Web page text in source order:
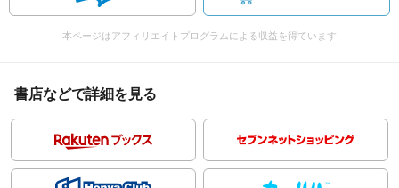
本ページはアフィリエイトプログラムによる収益を得ています
書店などで詳細を見る